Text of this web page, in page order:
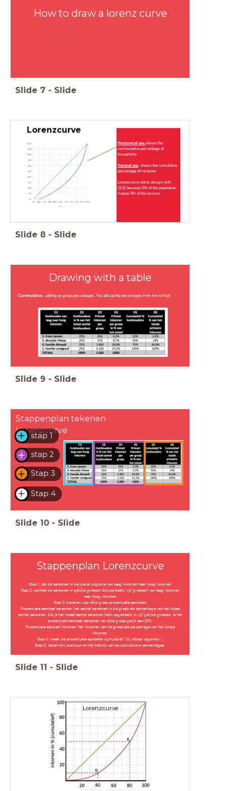
How to draw a lorenz curve
Slide 7 - Slide
Cumulatief % huishouden
Horizontal axe shows the
cummulative percentage of
households
Vertical axeshows the cumulative
percentage of incomes
Lorenzcurve starts always with
(0,0) because 0% of the population
makes 0% of the income
Lorenzcurve
Slide 8 - Slide
Drawing with a table
Cummulative: adding up group percentages. You add up the percentages from low to high
Slide 9 - Slide
Stappenplan tekenen
Lorenzcurve
stap 1
stap 2
Stap 3
Stap 4
Slide 10 - Slide
Stappenplan Lorenzcurve
Stap 1: zet de personen in de juiste volgorde van laag inkomen naar hoog inkomen
Stap 2: verdeel de personen in gelijke groepen (bijvoorbeeld vijf groepen) van laag inkomen
naar hoog inkomen
Stap 3: bereken voor elke groep procentuele aandelen
Procentuele aandeel personen: het aantal personen in de groep als percentage van het totaal
aantal personen. Als je het totaal aantal personen hebt opgedeeld in vijf gelijke groepen, is het
procentuele aandeel personen van elke groep gelijk aan 20%.
Procentuele aandeel inkomen: het inkomen van de groep als percentage van het totale
inkomen.
Stap 4: maak de procentuele aandelen cumulatief (“bij elkaar opgeteld”),
Stap 5: teken de Lorenzcurve met behulp van de cumulatieve percentages.
Slide 11 - Slide
Lorenzcurve